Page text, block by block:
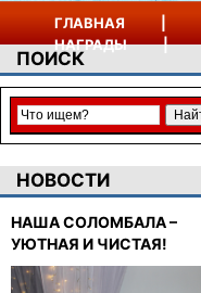
ГЛАВНАЯ
НАГРАДЫ
|
ПОИСК
НОВОСТИ
НАША СОЛОМБАЛА –
УЮТНАЯ И ЧИСТАЯ!